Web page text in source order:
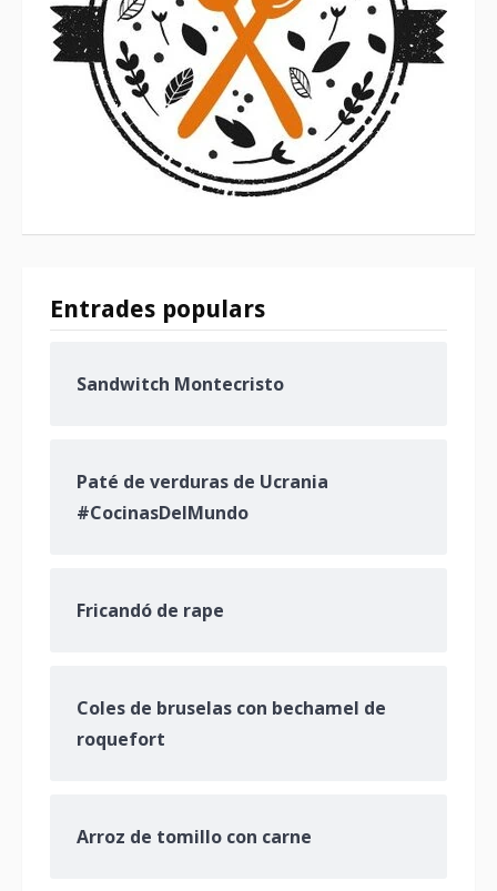
Entrades populars
Sandwitch Montecristo
Paté de verduras de Ucrania
#CocinasDelMundo
Fricandó de rape
Coles de bruselas con bechamel de
roquefort
Arroz de tomillo con carne